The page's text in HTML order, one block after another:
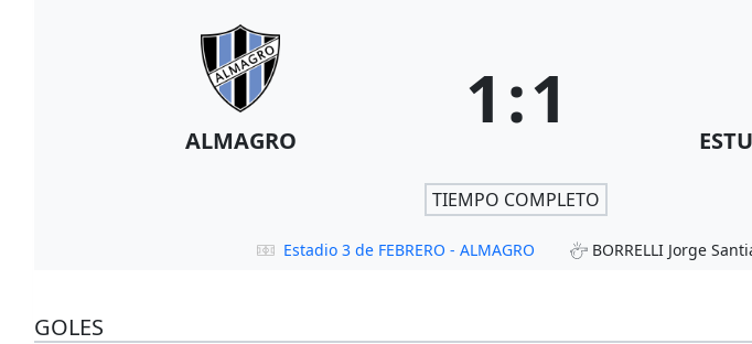
ALMAGRO 1:1
TIEMPO COMPLETO
Estadio 3 de FEBRERO - ALMAGRO BORRELLI Jorge
GOLES